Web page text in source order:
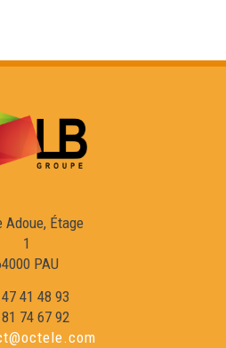
Baiona - Eveniments
de la Gasconha - Eveniments
en Hèsta - Eveniments
Adoue, Étage
1
PAU
41 48 93
74 67 92